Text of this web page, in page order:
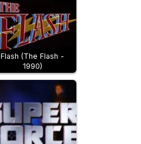
Flash (The Flash -
1990)